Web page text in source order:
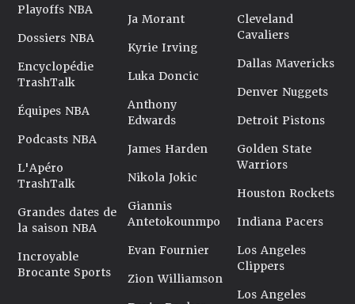
Playoffs NBA
Dossiers NBA
Encyclopédie
TrashTalk
Équipes NBA
Podcasts NBA
L'Apéro
TrashTalk
Grandes dates de
la saison NBA
Incroyable
Brocante Sports
Ja Morant
Kyrie Irving
Luka Doncic
Anthony
Edwards
James Harden
Nikola Jokic
Giannis
Antetokounmpo
Evan Fournier
Zion Williamson
Cleveland
Cavaliers
Dallas Mavericks
Denver Nuggets
Detroit Pistons
Golden State
Warriors
Houston Rockets
Indiana Pacers
Los Angeles
Clippers
Los Angeles